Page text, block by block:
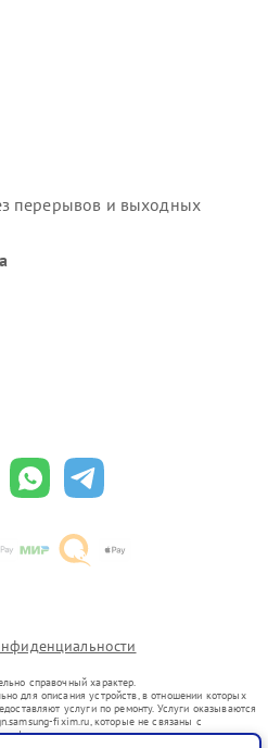
перерывов и выходных
справочный характер.
для описания устройств, в отношении которых
услуги по ремонту. Услуги оказываются
fixim.ru, которые не связаны с
официальными представителями.